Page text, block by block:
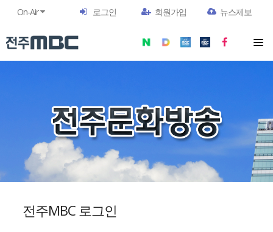
On-Air 로그인 회원가입 뉴스제보
전주MBC 로그인